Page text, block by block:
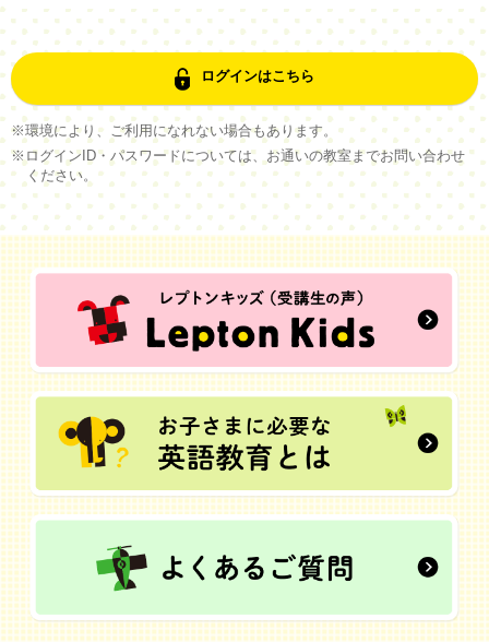
ログインはこちら
※環境により、ご利用になれない場合もあります。
※ログインID・パスワードについては、お通いの教室までお問い合わせ
ください。